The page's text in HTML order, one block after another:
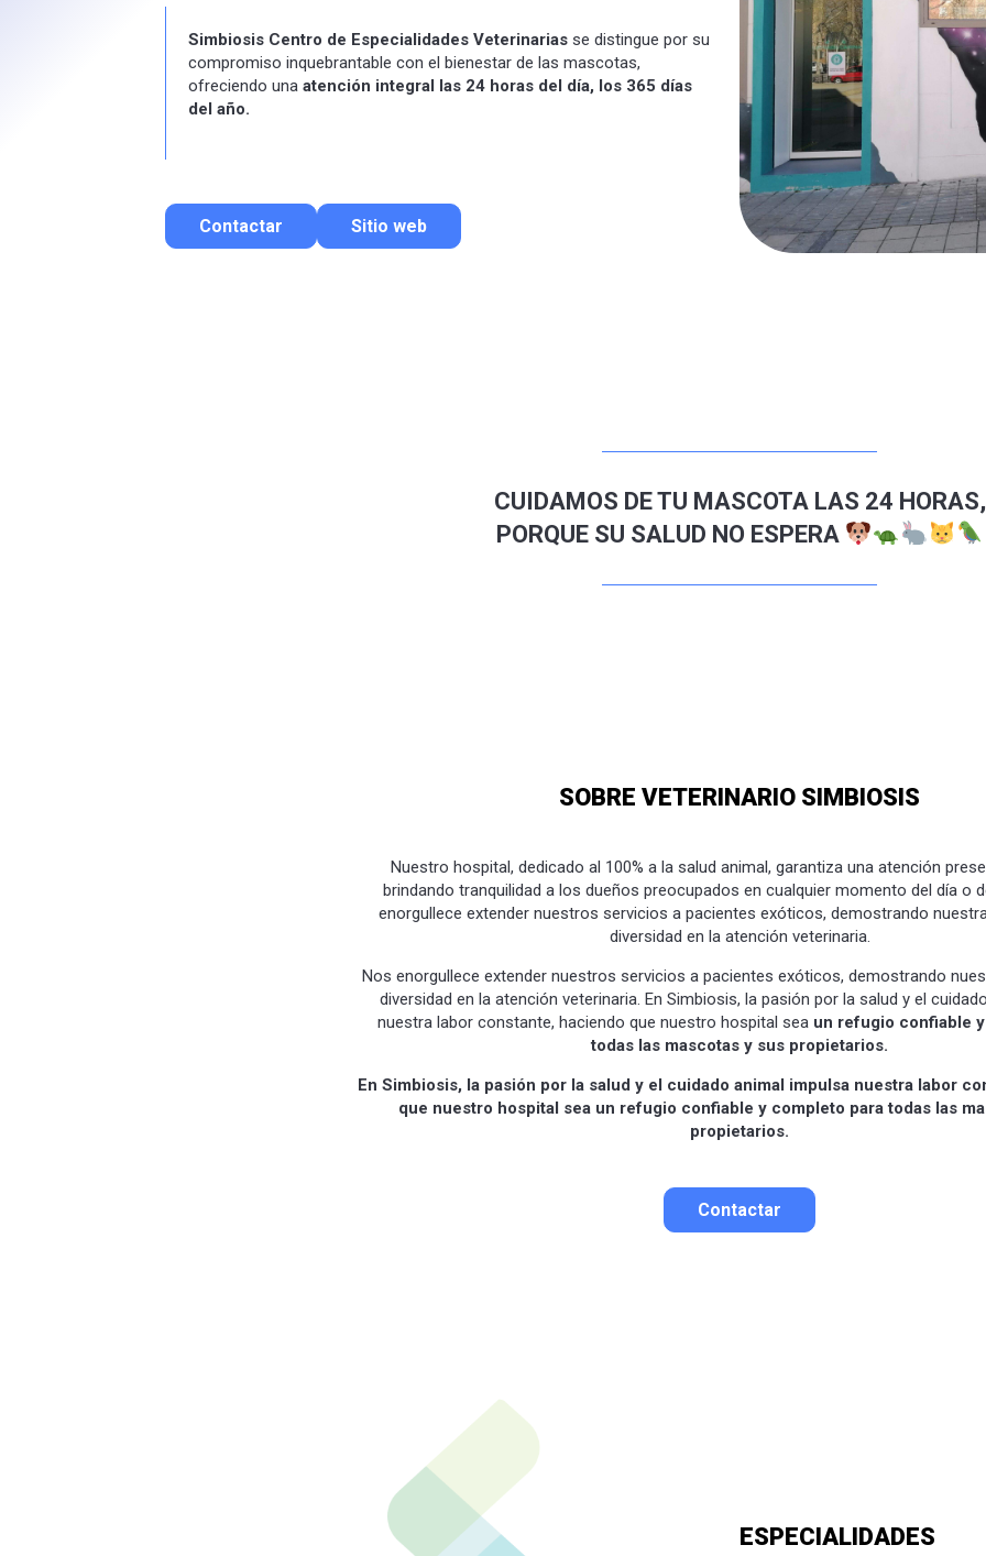
Simbiosis Centro de Especialidades Veterinarias se distingue por su
compromiso inquebrantable con el bienestar de las mascotas,
ofreciendo una atención integral las 24 horas del día, los 365 días
del año.
Contactar Sitio web
CUIDAMOS DE TU MASCOTA LAS 24 HORAS,
PORQUE SU SALUD NO ESPERA
SOBRE VETERINARIO SIMBIOSIS
Nuestro hospital, dedicado al 100% a la salud animal, garantiza una atención
brindando tranquilidad a los dueños preocupados en cualquier momento del día o
enorgullece extender nuestros servicios a pacientes exóticos, demostrando
diversidad en la atención veterinaria.
Nos enorgullece extender nuestros servicios a pacientes exóticos, demostrando
diversidad en la atención veterinaria. En Simbiosis, la pasión por la salud y el
nuestra labor constante, haciendo que nuestro hospital sea un refugio confiable
todas las mascotas y sus propietarios.
En Simbiosis, la pasión por la salud y el cuidado animal impulsa nuestra labor
que nuestro hospital sea un refugio confiable y completo para todas las
propietarios.
Contactar
ESPECIALIDADES